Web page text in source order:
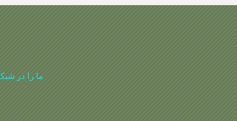
ما را در